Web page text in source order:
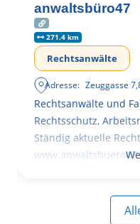
anwaltsbüro47
271.4 km
Rechtsanwälte
Adresse: Zeuggasse 7,
Rechtsanwälte und
Rechtsschutz,
Ständig aktuelle